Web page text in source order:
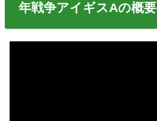
年戦争アイギスAの概要